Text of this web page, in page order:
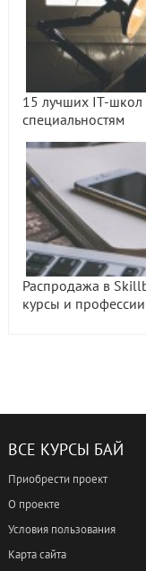
15 лучших IT-школ
специальностям
Распродажа в
курсы и
ВСЕ КУРСЫ БАЙ
Приобрести проект
О проекте
Условия пользования
Карта сайта